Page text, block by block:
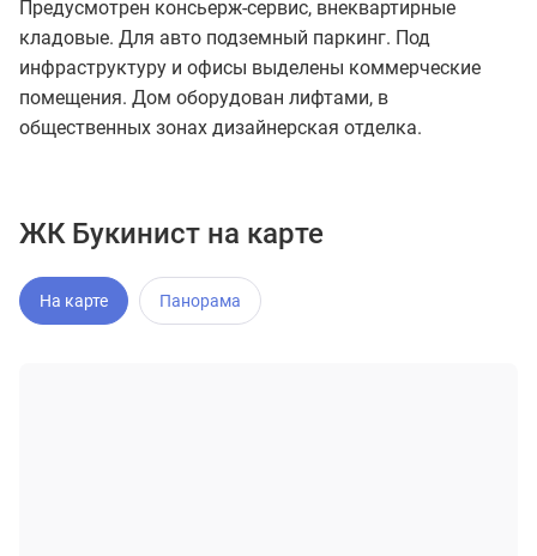
Предусмотрен консьерж-сервис, внеквартирные
кладовые. Для авто подземный паркинг. Под
инфраструктуру и офисы выделены коммерческие
помещения. Дом оборудован лифтами, в
общественных зонах дизайнерская отделка.
ЖК Букинист на карте
На карте Панорама